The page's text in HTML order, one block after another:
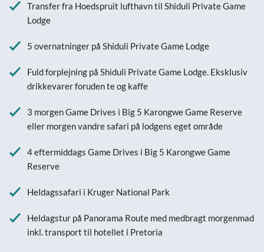
Transfer fra Hoedspruit lufthavn til Shiduli Private Game
Lodge
5 overnatninger på Shiduli Private Game Lodge
Fuld forplejning på Shiduli Private Game Lodge. Eksklusiv
drikkevarer foruden te og kaffe
3 morgen Game Drives i Big 5 Karongwe Game Reserve
eller morgen vandre safari på lodgens eget område
4 eftermiddags Game Drives i Big 5 Karongwe Game
Reserve
Heldagssafari i Kruger National Park
Heldagstur på Panorama Route med medbragt morgenmad
inkl. transport til hotellet i Pretoria